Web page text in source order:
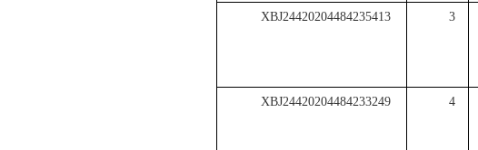
XBJ24420204484235413 3
XBJ24420204484233249 4